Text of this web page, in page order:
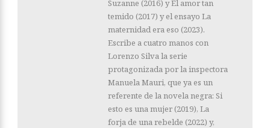
Suzanne (2016) y El amor tan
temido (2017) y el ensayo La
maternidad era eso (2023).
Escribe a cuatro manos con
Lorenzo Silva la serie
protagonizada por la inspectora
Manuela Mauri, que ya es un
referente de la novela negra: Si
esto es una mujer (2019), La
forja de una rebelde (2022) y,